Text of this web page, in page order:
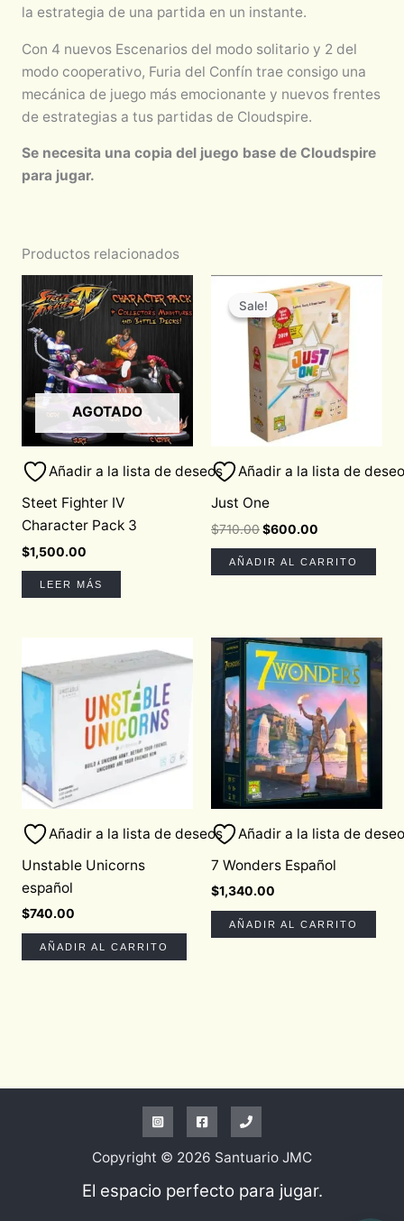
la estrategia de una partida en un instante.
Con 4 nuevos Escenarios del modo solitario y 2 del
modo cooperativo, Furia del Confín trae consigo una
mecánica de juego más emocionante y nuevos frentes
de estrategias a tus partidas de Cloudspire.
Se necesita una copia del juego base de Cloudspire
para jugar.
Productos relacionados
AGOTADO
Añadir a la lista de deseos
Steet Fighter IV
Character Pack 3
$1,500.00
LEER MÁS
Sale!
Sale!
Añadir a la lista de
Just One
$710.00
Original
price
was:
$710.00.
$600.00
Current
price
is:
$600.00.
AÑADIR AL CARRITO
Añadir a la lista de deseos
Unstable Unicorns
español
$740.00
AÑADIR AL CARRITO
Añadir a la lista de
7 Wonders Español
$1,340.00
AÑADIR AL CARRITO
Copyright © 2026 Santuario JMC
El espacio perfecto para jugar.